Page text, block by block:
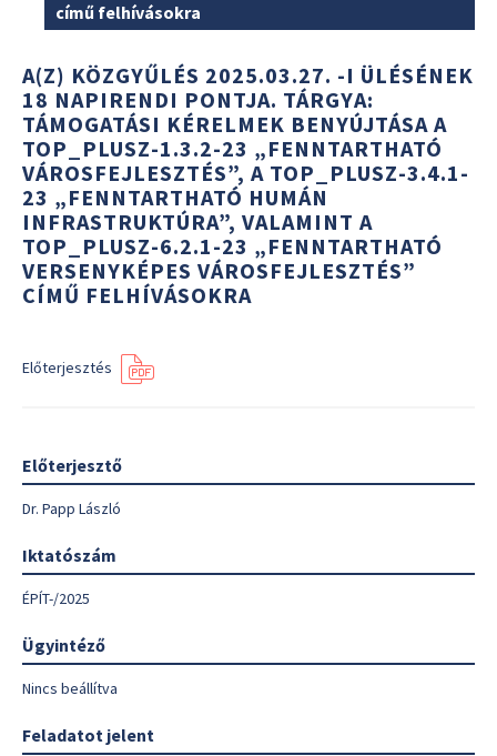
című felhívásokra
A(Z) KÖZGYŰLÉS 2025.03.27. -I ÜLÉSÉNEK
18 NAPIRENDI PONTJA. TÁRGYA:
TÁMOGATÁSI KÉRELMEK BENYÚJTÁSA A
TOP_PLUSZ-1.3.2-23 „FENNTARTHATÓ
VÁROSFEJLESZTÉS”, A TOP_PLUSZ-3.4.1-
23 „FENNTARTHATÓ HUMÁN
INFRASTRUKTÚRA”, VALAMINT A
TOP_PLUSZ-6.2.1-23 „FENNTARTHATÓ
VERSENYKÉPES VÁROSFEJLESZTÉS”
CÍMŰ FELHÍVÁSOKRA
Előterjesztés
Előterjesztő
Dr. Papp László
Iktatószám
ÉPÍT-/2025
Ügyintéző
Nincs beállítva
Feladatot jelent